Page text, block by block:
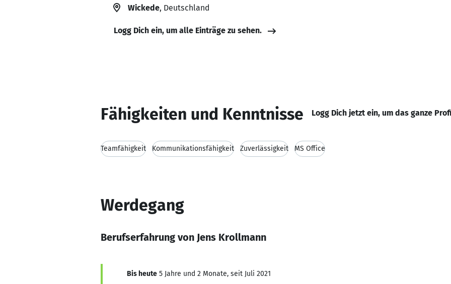
Wickede, Deutschland
Logg Dich ein, um alle Einträge zu sehen.
Fähigkeiten und Kenntnisse Logg Dich jetzt ein, um das ganze
Teamfähigkeit Kommunikationsfähigkeit Zuverlässigkeit MS Office
Werdegang
Berufserfahrung von Jens Krollmann
Bis heute 5 Jahre und 2 Monate, seit Juli 2021